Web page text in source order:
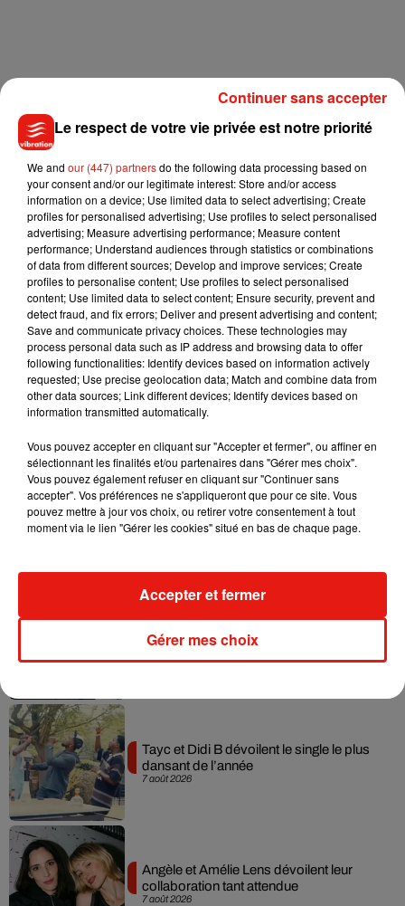
Pour bénéficier de la gratuité, il faut faire parvenir un
justificatif professionnel à info@agglobus.com, en indiquant
nom, prénom et numéro de carte PASS Agglobus. Si vous
n’êtes pas titulaire d’une carte PASS Agglobus, il faut se
rendre à l’agence Espace Nation, avec attestation
employeur, justificatif de domicile et photo d’identité.
Musique
Julien Lieb s’essaye à la vie de chatelain
dans son nouveau clip
7 août 2026
Sensation » avec Kylie Minogue
7 août 2026
Tayc et Didi B dévoilent le single le plus
dansant de l’année
7 août 2026
Angèle et Amélie Lens dévoilent leur
collaboration tant attendue
Le respect de votre vie privée est notre priorité
We and our (447) partnersdo the following data processing based on
your consent and/or our legitimate interest: Store and/or access
information on a device; Use limited data to select advertising; Create
profiles for personalised advertising; Use profiles to select personalised
advertising; Measure advertising performance; Measure content
performance; Understand audiences through statistics or combinations
of data from different sources; Develop and improve services; Create
profiles to personalise content; Use profiles to select personalised
content; Use limited data to select content; Ensure security, prevent and
detect fraud, and fix errors; Deliver and present advertising and content;
Save and communicate privacy choices. These technologies may
process personal data such as IP address and browsing data to offer
following functionalities: Identify devices based on information actively
requested; Use precise geolocation data; Match and combine data from
other data sources; Link different devices; Identify devices based on
information transmitted automatically.
Vous pouvez accepter en cliquant sur "Accepter et fermer", ou affiner en
sélectionnant les finalités et/ou partenaires dans "Gérer mes choix".
Vous pouvez également refuser en cliquant sur "Continuer sans
accepter". Vos préférences ne s'appliqueront que pour ce site. Vous
pouvez mettre à jour vos choix, ou retirer votre consentement à tout
moment via le lien "Gérer les cookies" situé en bas de chaque page.
Gérer mes choix
Accepter et fermer
Continuer sans accepter